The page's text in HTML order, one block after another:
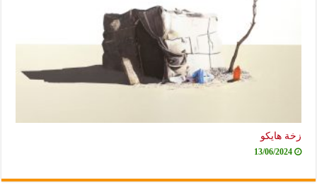
زخة هايكو
13/06/2024